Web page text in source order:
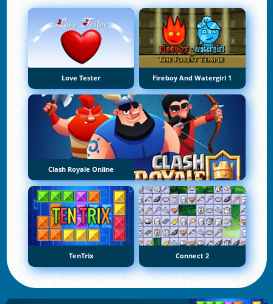
Love Tester Fireboy And Watergirl 1
Clash Royale Online
TenTrix Connect 2